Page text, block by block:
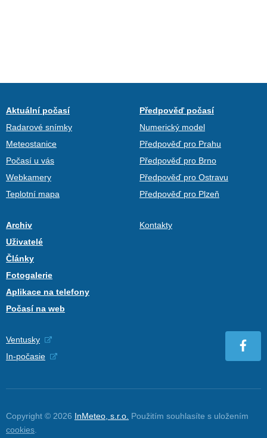
Aktuální počasí
Radarové snímky
Meteostanice
Počasí u vás
Webkamery
Teplotní mapa
Předpověď počasí
Numerický model
Předpověď pro Prahu
Předpověď pro Brno
Předpověď pro Ostravu
Předpověď pro Plzeň
Archiv
Uživatelé
Články
Fotogalerie
Aplikace na telefony
Počasí na web
Kontakty
Ventusky
In-počasie
Copyright © 2026 InMeteo, s.r.o. Použitím souhlasíte s uložením
cookies